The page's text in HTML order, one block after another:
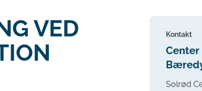
VED
Kontakt
Center
Solrød